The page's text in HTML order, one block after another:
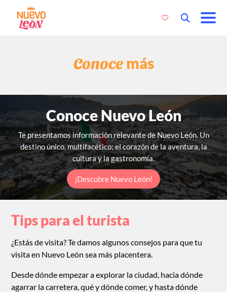
Conocemás
Conoce Nuevo León
Te presentamos información relevante de Nuevo León. Un
destino único,multifacético; el corazón de la aventura, la
cultura y la gastronomía.
¡Descubre Nuevo León!
Tips para el turista
¿Estás de visita? Te damos algunos consejos para que tu
visita en Nuevo León sea más placentera.
Desde dónde empezar a explorar la ciudad, hacia dónde
agarrar la carretera, qué y dónde comer, y hasta dónde